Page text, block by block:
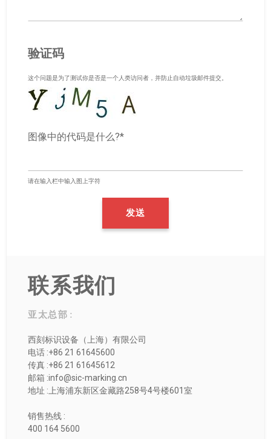
验证码
这个问题是为了测试你是否是一个人类访问者，并防止自动垃圾邮件提交。
图像中的代码是什么?*
请在输入栏中输入图上字符
联系我们
亚太总部 :
西刻标识设备（上海）有限公司
电话 :+86 21 61645600
传真 :+86 21 61645612
邮箱 :info@sic-marking.cn
地址 :上海浦东新区金藏路258号4号楼601室
销售热线 :
400 164 5600